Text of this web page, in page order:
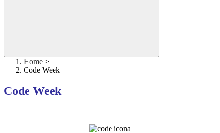
Home >
Code Week
Code Week